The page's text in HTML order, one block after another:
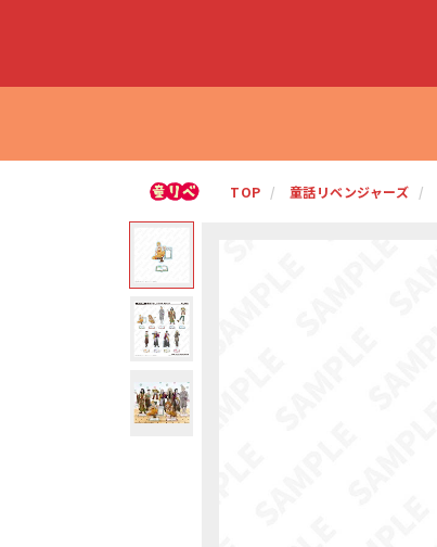
TOP 童話リベンジャーズ